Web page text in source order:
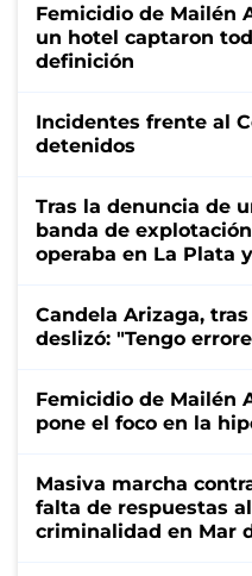
Femicidio de Mailén
un hotel captaron
definición
Incidentes frente al
detenidos
Tras la denuncia de
banda de
operaba en La Plata
Candela Arizaga,
deslizó: "Tengo
Femicidio de Mailén
pone el foco en la
Masiva marcha
falta de respuestas
criminalidad en Mar